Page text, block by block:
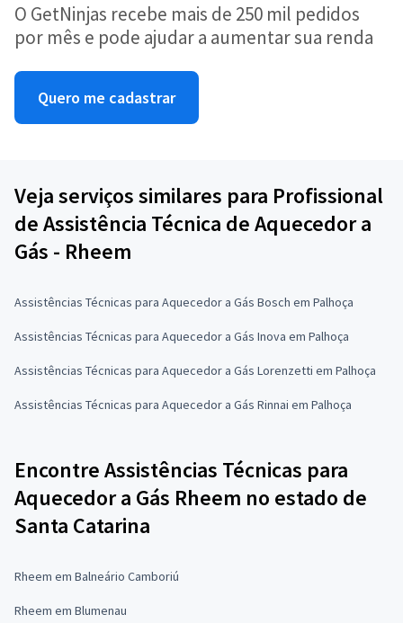
O GetNinjas recebe mais de 250 mil pedidos
por mês e pode ajudar a aumentar sua renda
Quero me cadastrar
Veja serviços similares para Profissional
de Assistência Técnica de Aquecedor a
Gás - Rheem
Assistências Técnicas para Aquecedor a Gás Bosch em Palhoça
Assistências Técnicas para Aquecedor a Gás Inova em Palhoça
Assistências Técnicas para Aquecedor a Gás Lorenzetti em Palhoça
Assistências Técnicas para Aquecedor a Gás Rinnai em Palhoça
Encontre Assistências Técnicas para
Aquecedor a Gás Rheem no estado de
Santa Catarina
Rheem em Balneário Camboriú
Rheem em Blumenau